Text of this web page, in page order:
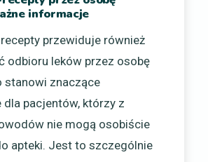
informacje
przewiduje również
odbioru leków przez osobę
stanowi znaczące
dla pacjentów, którzy z
nie mogą osobiście
apteki. Jest to szczególnie